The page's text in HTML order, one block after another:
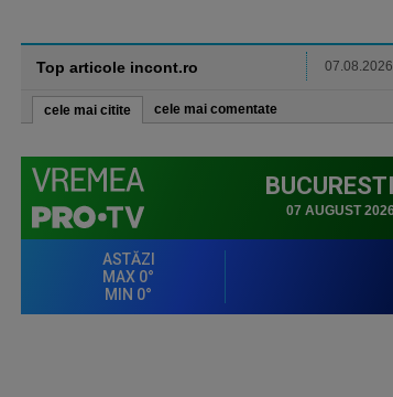
Top articole incont.ro 07.08.2026
cele mai citite cele mai comentate